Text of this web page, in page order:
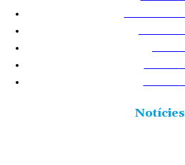
Notícies